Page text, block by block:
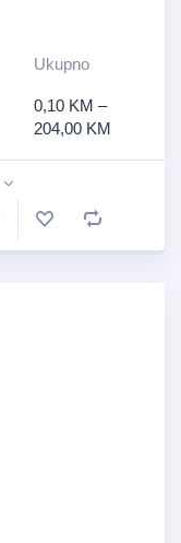
Ukupno
0,10 KM –
204,00 KM